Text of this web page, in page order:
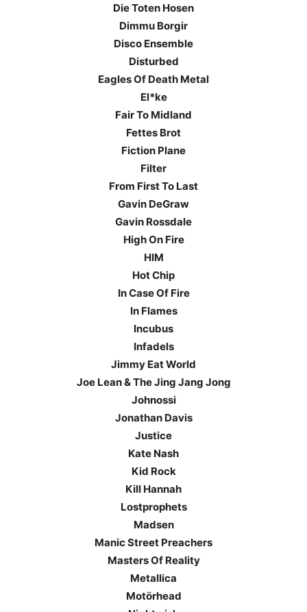
Die Toten Hosen
Dimmu Borgir
Disco Ensemble
Disturbed
Eagles Of Death Metal
El*ke
Fair To Midland
Fettes Brot
Fiction Plane
Filter
From First To Last
Gavin DeGraw
Gavin Rossdale
High On Fire
HIM
Hot Chip
In Case Of Fire
In Flames
Incubus
Infadels
Jimmy Eat World
Joe Lean & The Jing Jang Jong
Johnossi
Jonathan Davis
Justice
Kate Nash
Kid Rock
Kill Hannah
Lostprophets
Madsen
Manic Street Preachers
Masters Of Reality
Metallica
Motörhead